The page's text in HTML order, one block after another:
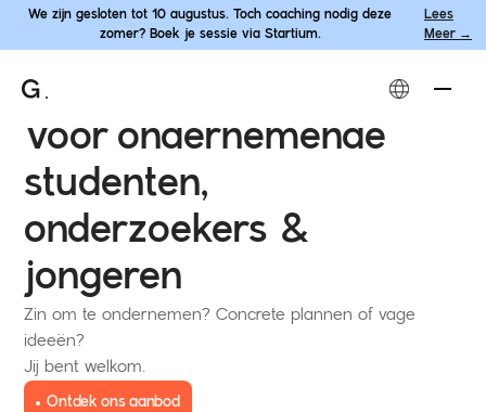
We zijn gesloten tot 10 augustus. Toch coaching nodig deze
zomer? Boek je sessie via Startium.
Lees
Meer →
Voor ondernemende
studenten,
onderzoekers &
jongeren
Zin om te ondernemen? Concrete plannen of vage
ideeën?
Jij bent welkom.
Ontdek ons aanbod